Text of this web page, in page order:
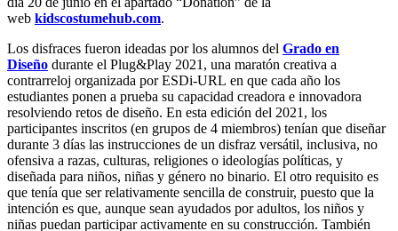
web kidscostumehub.com.
Los disfraces fueron ideadas por los alumnos del Grado en
Diseño durante el Plug&Play 2021, una maratón creativa a
contrarreloj organizada por ESDi-URL en que cada año los
estudiantes ponen a prueba su capacidad creadora e innovadora
resolviendo retos de diseño. En esta edición del 2021, los
participantes inscritos (en grupos de 4 miembros) tenían que diseñar
durante 3 días las instrucciones de un disfraz versátil, inclusiva, no
ofensiva a razas, culturas, religiones o ideologías políticas, y
diseñada para niños, niñas y género no binario. El otro requisito es
que tenía que ser relativamente sencilla de construir, puesto que la
intención es que, aunque sean ayudados por adultos, los niños y
niñas puedan participar activamente en su construcción. También